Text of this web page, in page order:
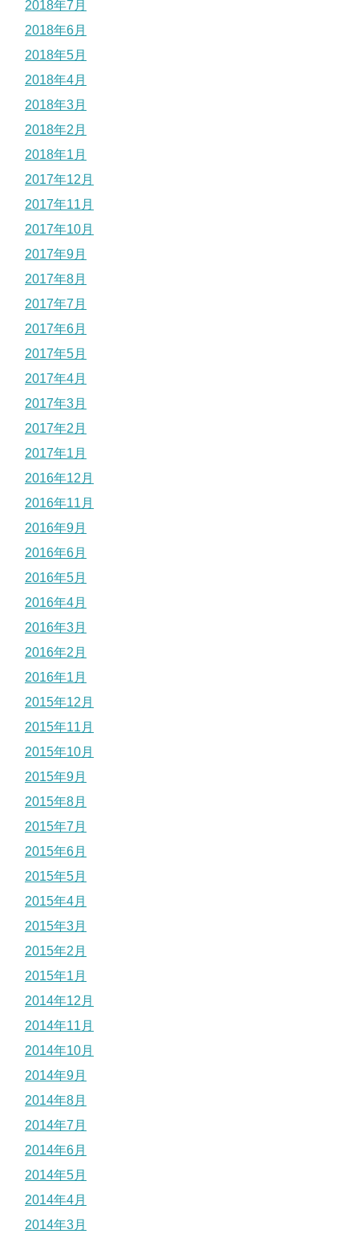
2018年7月
2018年6月
2018年5月
2018年4月
2018年3月
2018年2月
2018年1月
2017年12月
2017年11月
2017年10月
2017年9月
2017年8月
2017年7月
2017年6月
2017年5月
2017年4月
2017年3月
2017年2月
2017年1月
2016年12月
2016年11月
2016年9月
2016年6月
2016年5月
2016年4月
2016年3月
2016年2月
2016年1月
2015年12月
2015年11月
2015年10月
2015年9月
2015年8月
2015年7月
2015年6月
2015年5月
2015年4月
2015年3月
2015年2月
2015年1月
2014年12月
2014年11月
2014年10月
2014年9月
2014年8月
2014年7月
2014年6月
2014年5月
2014年4月
2014年3月